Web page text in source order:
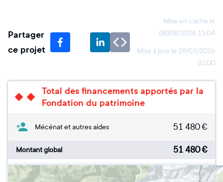
Partager
ce projet
Mise en cache le
08/08/2026 11:04
Mise à jour le 28/03/2026
02:00
Total des financements apportés par la
Fondation du patrimoine
Mécénat et autres aides 51 480€
Montant global 51 480€